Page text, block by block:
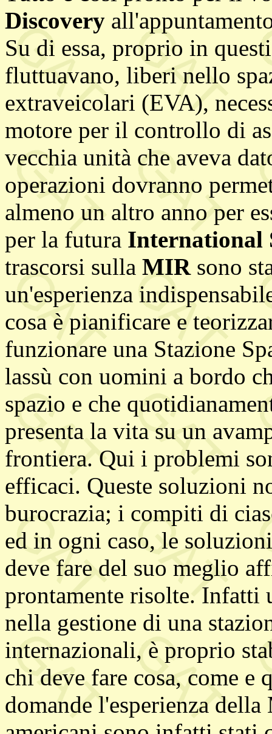
Discovery
Su di essa, proprio in
fluttuavano, liberi nello
extraveicolari (EVA),
motore per il controllo di
vecchia unità che aveva
operazioni dovranno
almeno un altro anno per
per la futura International
trascorsi sulla MIR sono
un'esperienza
cosa è pianificare e
funzionare una Stazione
lassù con uomini a bordo
spazio e che
presenta la vita su un
frontiera. Qui i problemi
efficaci. Queste soluzioni
burocrazia; i compiti di
ed in ogni caso, le
deve fare del suo meglio
prontamente risolte. Infatti
nella gestione di una
internazionali, è proprio
chi deve fare cosa, come e
domande l'esperienza